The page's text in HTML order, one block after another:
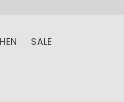
SALE